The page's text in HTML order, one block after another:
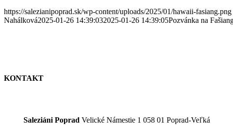
https://salezianipoprad.sk/wp-content/uploads/2025/01/hawaii-fasiang.png
Nahálková2025-01-26 14:39:032025-01-26 14:39:05Pozvánka na
KONTAKT
Saleziáni Poprad Velické Námestie 1 058 01 Poprad-Veľká